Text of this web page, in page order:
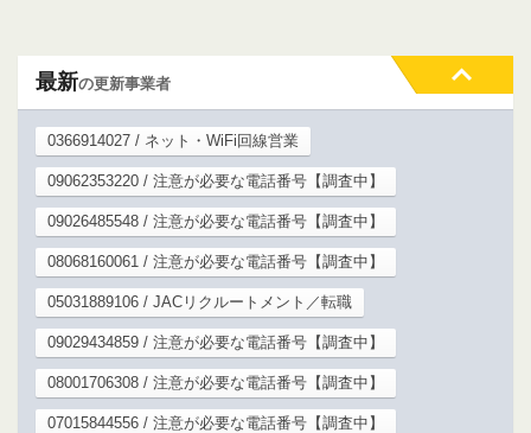
最新の更新事業者
0366914027 / ネット・WiFi回線営業
09062353220 / 注意が必要な電話番号【調査中】
09026485548 / 注意が必要な電話番号【調査中】
08068160061 / 注意が必要な電話番号【調査中】
05031889106 / JACリクルートメント／転職
09029434859 / 注意が必要な電話番号【調査中】
08001706308 / 注意が必要な電話番号【調査中】
07015844556 / 注意が必要な電話番号【調査中】